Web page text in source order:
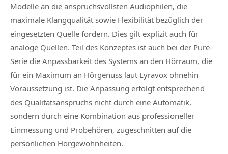
Modelle an die anspruchsvollsten Audiophilen, die
maximale Klangqualität sowie Flexibilität bezüglich der
eingesetzten Quelle fordern. Dies gilt explizit auch für
analoge Quellen. Teil des Konzeptes ist auch bei der Pure-
Serie die Anpassbarkeit des Systems an den Hörraum, die
für ein Maximum an Hörgenuss laut Lyravox ohnehin
Voraussetzung ist. Die Anpassung erfolgt entsprechend
des Qualitätsanspruchs nicht durch eine Automatik,
sondern durch eine Kombination aus professioneller
Einmessung und Probehören, zugeschnitten auf die
persönlichen Hörgewohnheiten.